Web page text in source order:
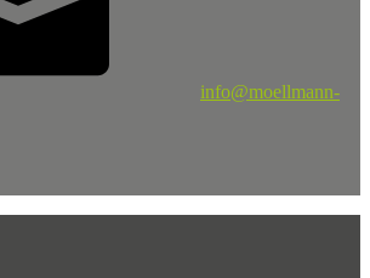
info@moellmann-